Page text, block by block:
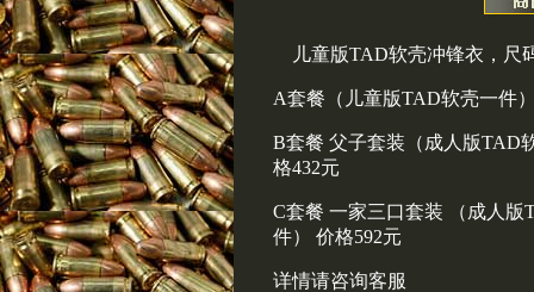
儿童版TAD软壳冲锋衣，尺
A套餐（儿童版TAD软壳一件
B套餐 父子套装（成人版TAD
格432元
C套餐 一家三口套装 （成人
件） 价格592元
详情请咨询客服